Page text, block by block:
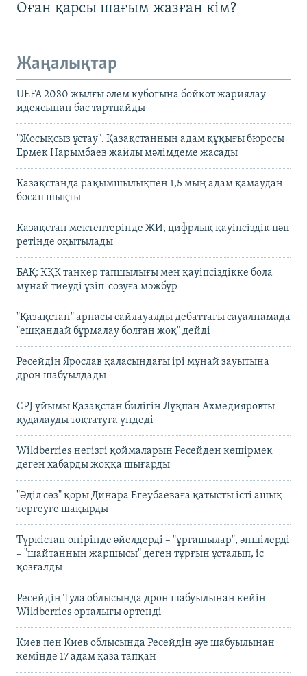
Оған қарсы шағым жазған кім?
Жаңалықтар
UEFA 2030 жылғы әлем кубогына бойкот жариялау
идеясынан бас тартпайды
"Жосықсыз ұстау". Қазақстанның адам құқығы бюросы
Ермек Нарымбаев жайлы мәлімдеме жасады
Қазақстанда рақымшылықпен 1,5 мың адам қамаудан
босап шықты
Қазақстан мектептерінде ЖИ, цифрлық қауіпсіздік пән
ретінде оқытылады
БАҚ: КҚК танкер тапшылығы мен қауіпсіздікке бола
мұнай тиеуді үзіп-созуға мәжбүр
"Қазақстан" арнасы сайлауалды дебаттағы сауалнамада
"ешқандай бұрмалау болған жоқ" дейді
Ресейдің Ярослав қаласындағы ірі мұнай зауытына
дрон шабуылдады
CPJ ұйымы Қазақстан билігін Лұқпан Ахмедияровты
қудалауды тоқтатуға үндеді
Wildberries негізгі қоймаларын Ресейден көшірмек
деген хабарды жоққа шығарды
"Әділ сөз" қоры Динара Егеубаеваға қатысты істі ашық
тергеуге шақырды
Түркістан өңірінде әйелдерді – "ұрғашылар", әншілерді
– "шайтанның жаршысы" деген тұрғын ұсталып, іс
қозғалды
Ресейдің Тула облысында дрон шабуылынан кейін
Wildberries орталығы өртенді
Киев пен Киев облысында Ресейдің әуе шабуылынан
кемінде 17 адам қаза тапқан